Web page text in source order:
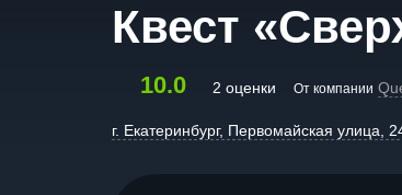
Квест
10.0 2 оценки От компании
г. Екатеринбург, Первомайская улица,